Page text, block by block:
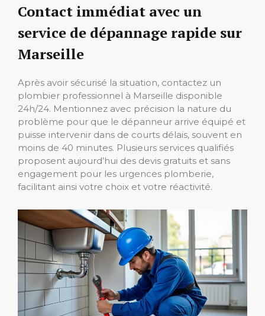
Contact immédiat avec un
service de dépannage rapide sur
Marseille
Après avoir sécurisé la situation, contactez un
plombier professionnel à Marseille disponible
24h/24. Mentionnez avec précision la nature du
problème pour que le dépanneur arrive équipé et
puisse intervenir dans de courts délais, souvent en
moins de 40 minutes. Plusieurs services qualifiés
proposent aujourd’hui des devis gratuits et sans
engagement pour les urgences plomberie,
facilitant ainsi votre choix et votre réactivité.